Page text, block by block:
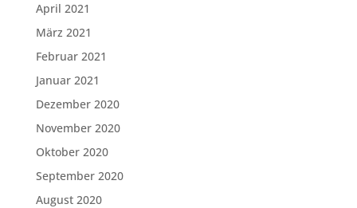
April 2021
März 2021
Februar 2021
Januar 2021
Dezember 2020
November 2020
Oktober 2020
September 2020
August 2020